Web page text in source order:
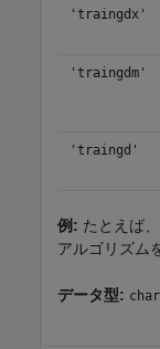
'traingdx'
'traingdm'
'traingd'
例: たとえば、
アルゴリズム
データ型: char